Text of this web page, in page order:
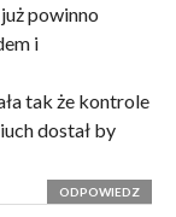
powinno
i
tak że kontrole
dostał by
ODPOWIEDZ